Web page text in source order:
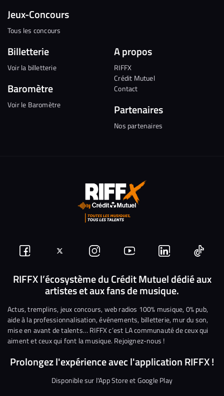
Jeux-Concours
Tous les concours
Billetterie
Voir la billetterie
Baromètre
Voir le Baromètre
A propos
RIFFX
Crédit Mutuel
Contact
Partenaires
Nos partenaires
Suivez-
nous
Facebook
Suivez-
nous
sur
Twitter
Nous
rejoindre
sur
Instagram
Nous
rejoindre
sur
YouTube
Nous
rejoindre
sur
Linkedin
Nous
RIFFX l’écosystème du Crédit Mutuel dédié aux
artistes et aux fans de musique.
Actus, tremplins, jeux concours, web radios 100% musique, 0% pub,
aide à la professionnalisation, événements, billetterie, mur du son,
mise en avant de talents… RIFFX c’est LA communauté de ceux qui
aiment et ceux qui font la musique. Rejoignez-nous !
Prolongez l'expérience avec l'application RIFFX !
Disponible sur l'App Store et Google Play